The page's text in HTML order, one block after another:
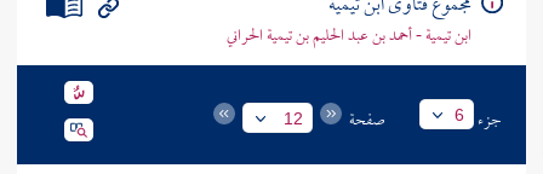
ابن تيمية - أحمد بن عبد الحليم بن تيمية الحراني
جزء 6 صفحة 12